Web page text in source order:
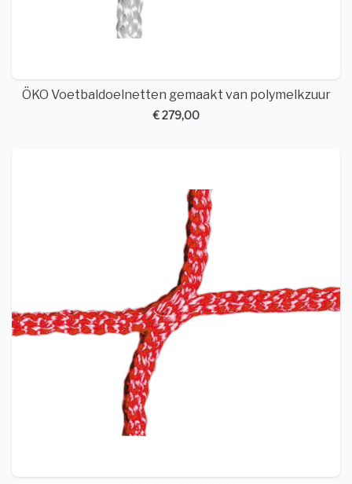
ÖKO Voetbaldoelnetten gemaakt van polymelkzuur
€ 279,00